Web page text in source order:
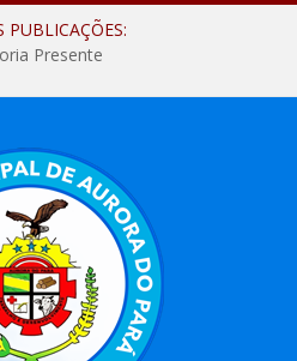
PUBLICAÇÕES:
Presente